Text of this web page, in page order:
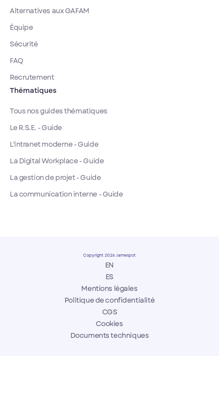
Alternatives aux GAFAM
Équipe
Sécurité
FAQ
Recrutement
Thématiques
Tous nos guides thématiques
Le R.S.E. - Guide
L'intranet moderne - Guide
La Digital Workplace - Guide
La gestion de projet - Guide
La communication interne - Guide
Copyright 2026 Jamespot
EN
ES
Mentions légales
Politique de confidentialité
CGS
Cookies
Documents techniques